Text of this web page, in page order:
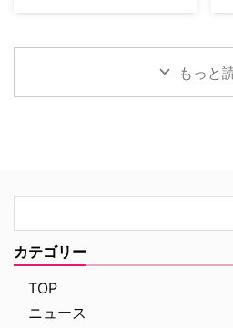
ン。そしてスタジオは20th …
『
フランス発の大人気心理捜査ドラ
捜査課』のファイナル・シーズン
（シーズン10・全8話）が、アク
（土）18時より独占日本初放送さ
ザの登場と波乱の最終章 『プロ
ファイリング パリ犯罪捜査課』
は、犯罪者の心理を読み解くプロ
ファイラーとパリ司法警察の捜査
もっと
カテゴリー
TOP
ニュース